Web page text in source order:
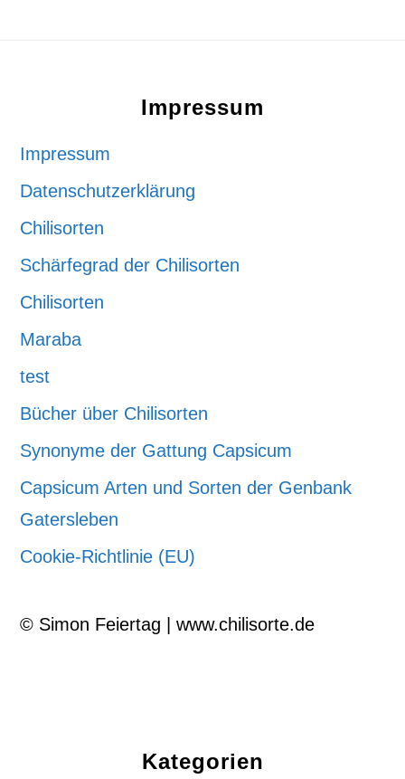
Impressum
Impressum
Datenschutzerklärung
Chilisorten
Schärfegrad der Chilisorten
Chilisorten
Maraba
test
Bücher über Chilisorten
Synonyme der Gattung Capsicum
Capsicum Arten und Sorten der Genbank
Gatersleben
Cookie-Richtlinie (EU)
© Simon Feiertag | www.chilisorte.de
Kategorien